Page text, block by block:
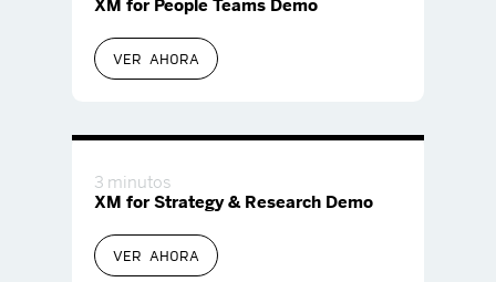
XM for People Teams Demo
VER AHORA
3 minutos
XM for Strategy & Research Demo
VER AHORA